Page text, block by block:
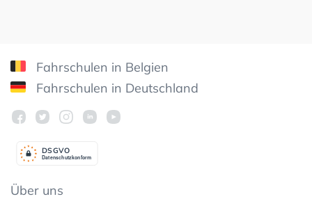
Fahrschulen in Belgien
Fahrschulen in Deutschland
Datenschutzkonform
DSGVO
Über uns